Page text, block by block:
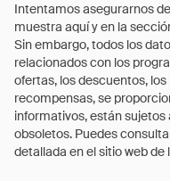
Intentamos asegurarnos
muestra aquí y en la
Sin embargo, todos los
relacionados con los
ofertas, los descuentos,
recompensas, se
informativos, están
obsoletos. Puedes
detallada en el sitio web de